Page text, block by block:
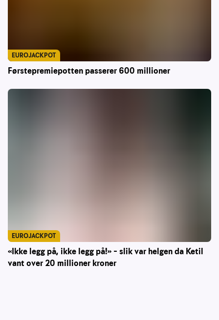
Førstepremiepotten passerer 600 millioner
EUROJACKPOT
«Ikke legg på, ikke legg på!» – slik var helgen da Ketil
vant over 20 millioner kroner
EUROJACKPOT